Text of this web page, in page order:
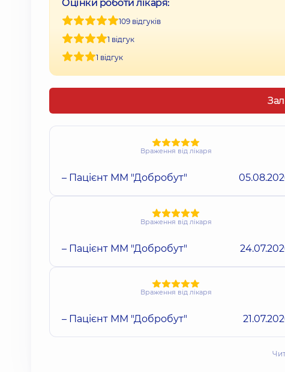
Оцінки роботи лікаря:
109 відгуків
1 відгук
1 відгук
Враження від лікаря
– Пацієнт ММ "Добробут"
Враження від лікаря
– Пацієнт ММ "Добробут"
Враження від лікаря
– Пацієнт ММ "Добробут"